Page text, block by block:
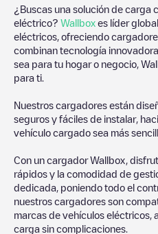
¿Buscas una solución de carga
eléctrico? Wallbox es líder
eléctricos, ofreciendo
combinan tecnología
sea para tu hogar o negocio,
para ti.
Nuestros cargadores están
seguros y fáciles de instalar,
vehículo cargado sea más
Con un cargador Wallbox,
rápidos y la comodidad de
dedicada, poniendo todo el
nuestros cargadores son
marcas de vehículos eléctricos,
carga sin complicaciones.